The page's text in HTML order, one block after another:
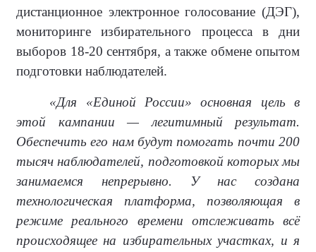
дистанционное электронное голосование (ДЭГ),
мониторинге избирательного процесса в дни
выборов 18-20 сентября, а также обмене опытом
подготовки наблюдателей.
«Для «Единой России» основная цель в
этой кампании — легитимный результат.
Обеспечить его нам будут помогать почти 200
тысяч наблюдателей, подготовкой которых мы
занимаемся непрерывно. У нас создана
технологическая платформа, позволяющая в
режиме реального времени отслеживать всё
происходящее на избирательных участках, и я